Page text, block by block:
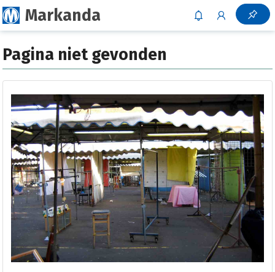
Markanda
Pagina niet gevonden